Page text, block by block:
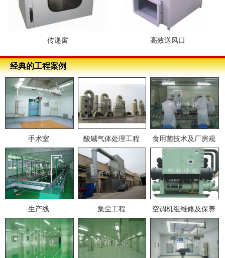
传递窗 高效送风口
经典的工程案例
手术室 酸碱气体处理工程
食用菌技术及厂房规
划
生产线 集尘工程 空调机组维修及保养